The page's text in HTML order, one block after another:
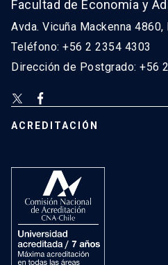
Facultad de Economía y
Avda. Vicuña Mackenna
Teléfono: +56 2 2354 4303
Dirección de Postgrado: +56
ACREDITACIÓN